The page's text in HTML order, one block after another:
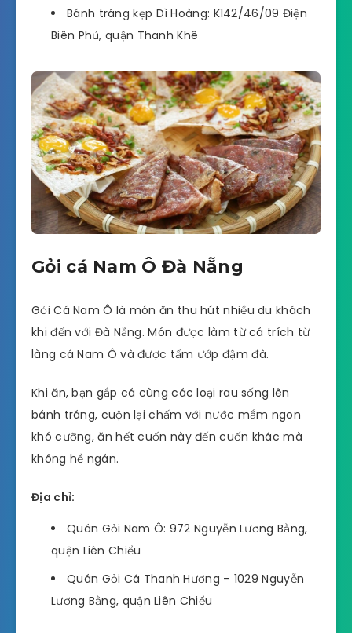
Bánh tráng kẹp Dì Hoàng: K142/46/09 Điện
Biên Phủ, quận Thanh Khê
Gỏi cá Nam Ô Đà Nẵng
Gỏi Cá Nam Ô là món ăn thu hút nhiều du khách
khi đến với Đà Nẵng. Món được làm từ cá trích từ
làng cá Nam Ô và được tẩm ướp đậm đà.
Khi ăn, bạn gắp cá cùng các loại rau sống lên
bánh tráng, cuộn lại chấm với nước mắm ngon
khó cưỡng, ăn hết cuốn này đến cuốn khác mà
không hề ngán.
Địa chỉ:
Quán Gỏi Nam Ô: 972 Nguyễn Lương Bằng,
quận Liên Chiểu
Quán Gỏi Cá Thanh Hương – 1029 Nguyễn
Lương Bằng, quận Liên Chiểu